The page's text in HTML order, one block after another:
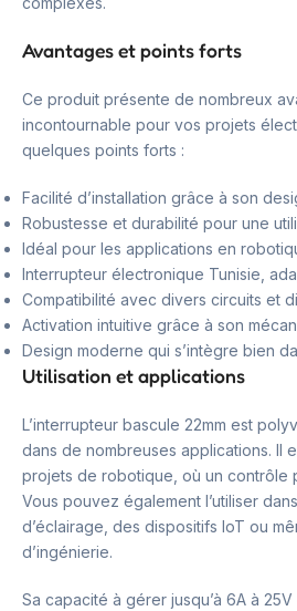
Avantages et points forts
Ce produit présente de nombreux
incontournable pour vos projets
quelques points forts :
Facilité d’installation grâce à son
Robustesse et durabilité pour une
Idéal pour les applications en
Interrupteur électronique Tunisie,
Compatibilité avec divers circuits et
Activation intuitive grâce à son
Design moderne qui s’intègre bien
Utilisation et applications
L’interrupteur bascule 22mm est
dans de nombreuses applications. Il
projets de robotique, où un contrôle
Vous pouvez également l’utiliser
d’éclairage, des dispositifs IoT ou
d’ingénierie.
Sa capacité à gérer jusqu’à 6A à